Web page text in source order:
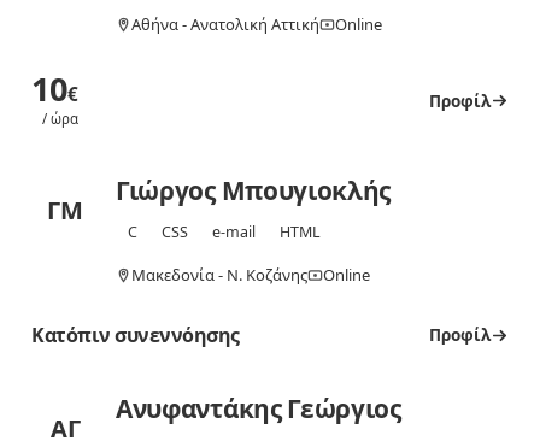
Αθήνα - Ανατολική Αττική Online
10€
/ ώρα
Προφίλ
ΓΜ
Γιώργος Μπουγιοκλής
C CSS e-mail HTML
Μακεδονία - Ν. Κοζάνης Online
Κατόπιν συνεννόησης Προφίλ
ΑΓ
Ανυφαντάκης Γεώργιος